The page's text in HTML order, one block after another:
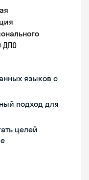
ДПО
языков с
подход для
целей